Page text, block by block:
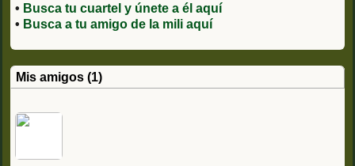
• Busca tu cuartel y únete a él aquí
• Busca a tu amigo de la mili aquí
Mis amigos (1)